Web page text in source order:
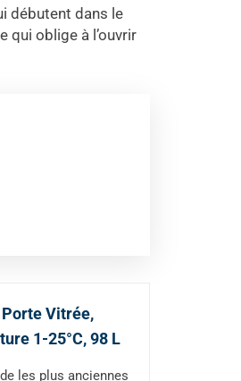
débutent dans le
qui oblige à l’ouvrir
Vitrée,
1-25°C, 98 L
les plus anciennes